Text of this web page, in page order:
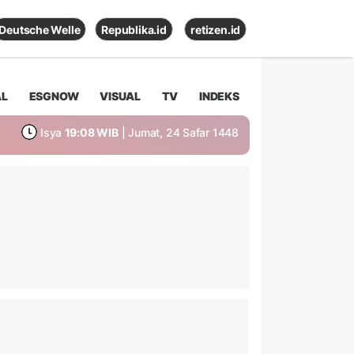
Deutsche Welle Republika.id retizen.id
ESGNOW VISUAL TV INDEKS
Isya 19:08 WIB | Jumat, 24 Safar 1448